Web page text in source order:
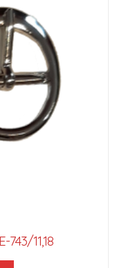
11,18